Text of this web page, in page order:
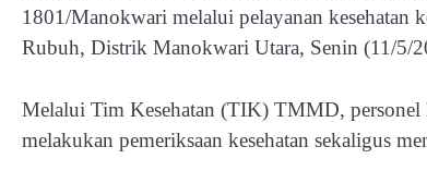
1801/Manokwari melalui pelayanan kesehatan
Rubuh, Distrik Manokwari Utara, Senin (11/5/
Melalui Tim Kesehatan (TIK) TMMD, personel
melakukan pemeriksaan kesehatan sekaligus